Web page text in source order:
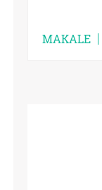
MAKALE